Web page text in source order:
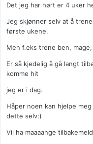
Det jeg har hørt er 4 uker
Jeg skjønner selv at å
første ukene.
Men f.eks trene ben,
Er så kjedelig å gå langt
komme hit
jeg er i dag.
Håper noen kan hjelpe
dette selv:)
Vil ha maaaange